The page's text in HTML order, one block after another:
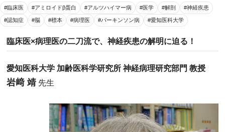
#臨床医 #アミロイドβ蛋白 #アルツハイマー病 #医学 #解剖 #神経疾患
#認知症 #脳 #標本 #病理医 #パーキンソン病 #愛知医科大学
臨床医×病理医の二刀流で、神経疾患の解明に迫る！
愛知医科大学 加齢医科学研究所 神経病理研究部門 教授
岩﨑 靖 先生